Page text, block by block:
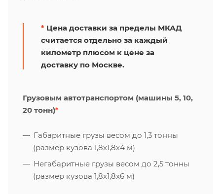
* Цена доставки за пределы МКАД
считается отдельно за каждый
километр плюсом к цене за
доставку по Москве.
Грузовым автотранспортом (машины 5, 10,
20 тонн)*
Габаритные грузы весом до 1,3 тонны
(размер кузова 1,8х1,8х4 м)
Негабаритные грузы весом до 2,5 тонны
(размер кузова 1,8х1,8х6 м)